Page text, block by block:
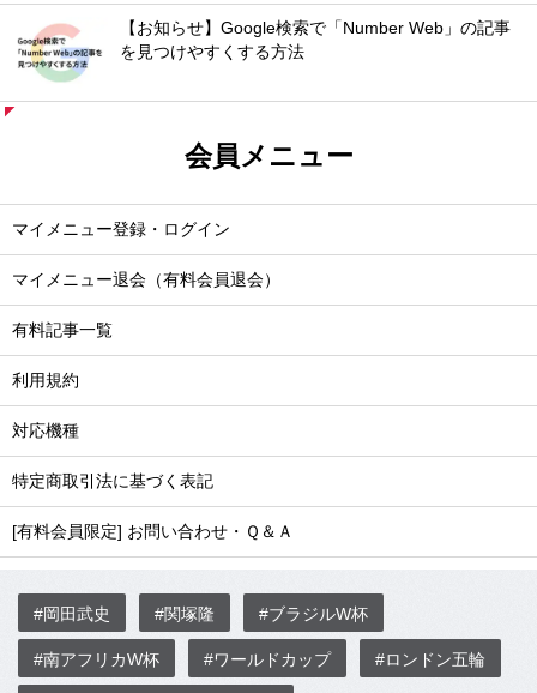
【お知らせ】Google検索で「Number Web」の記事
を見つけやすくする方法
会員メニュー
マイメニュー登録・ログイン
マイメニュー退会（有料会員退会）
有料記事一覧
利用規約
対応機種
特定商取引法に基づく表記
[有料会員限定] お問い合わせ・Ｑ＆Ａ
#岡田武史 #関塚隆 #ブラジルW杯
#南アフリカW杯 #ワールドカップ #ロンドン五輪